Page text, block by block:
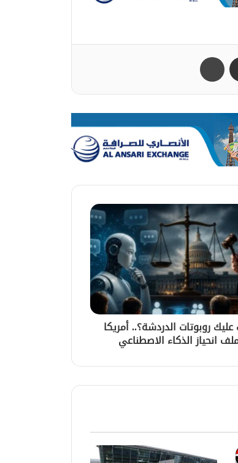
مشاركة عبر البريد
روبوتات الدردشة؟.. أمريكا
انحياز الذكاء الاصطناعي